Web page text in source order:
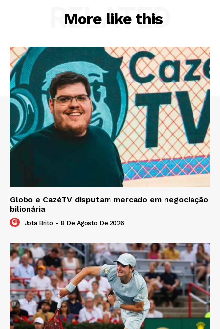
More like this
RELATED
Globo e CazéTV disputam mercado em negociação
bilionária
Jota Brito - 8 De Agosto De 2026